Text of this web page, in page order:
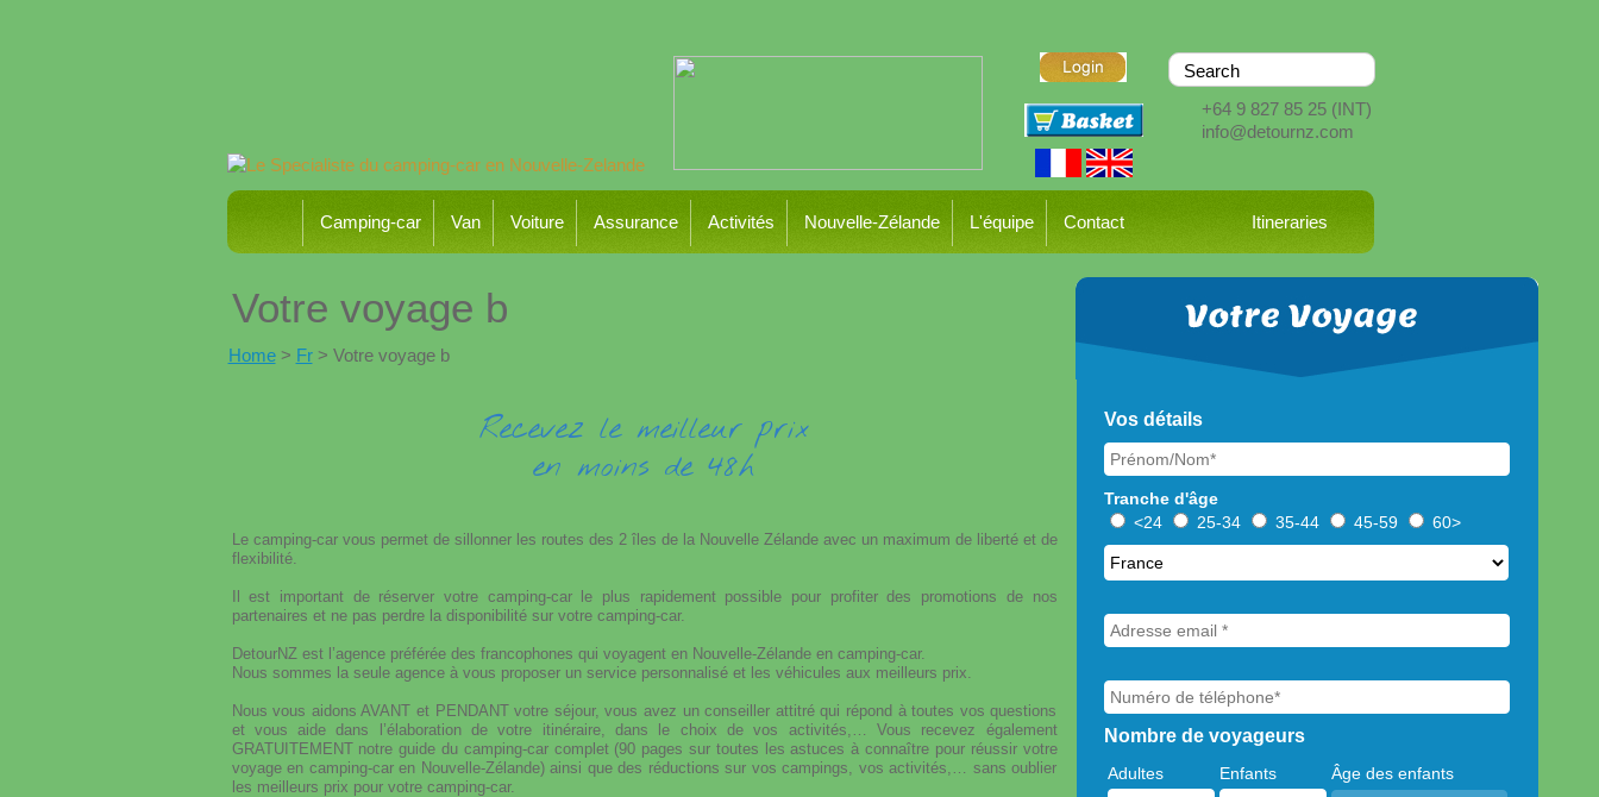
+64 9 827 85 25(INT)
info@detournz.com
Camping-car Van Voiture Assurance Activités Nouvelle-Zélande L'équipe Contact Itineraries
Votre voyage b
Home> Fr> Votre voyage b
Recevez le meilleur prix
en moins de 48h
Le camping-car vous permet de sillonner les routes des 2 îles de la Nouvelle Zélande avec un maximum de liberté et de
flexibilité.
Il est important de réserver votre camping-car le plus rapidement possible pour profiter des promotions de nos
partenaires et ne pas perdre la disponibilité sur votre camping-car.
DetourNZ est l’agence préférée des francophones qui voyagent en Nouvelle-Zélande en camping-car.
Nous sommes la seule agence à vous proposer un service personnalisé et les véhicules aux meilleurs prix.
Nous vous aidons AVANT et PENDANT votre séjour, vous avez un conseiller attitré qui répond à toutes vos questions
et vous aide dans l’élaboration de votre itinéraire, dans le choix de vos activités,… Vous recevez également
GRATUITEMENT notre guide du camping-car complet (90 pages sur toutes les astuces à connaître pour réussir votre
voyage en camping-car en Nouvelle-Zélande) ainsi que des réductions sur vos campings, vos activités,… sans oublier
les meilleurs prix pour votre camping-car.
Vos détails
Tranche d'âge
<24
25-34 35-44 45-59 60>
Nombre de voyageurs
Adultes Enfants Âge des enfants